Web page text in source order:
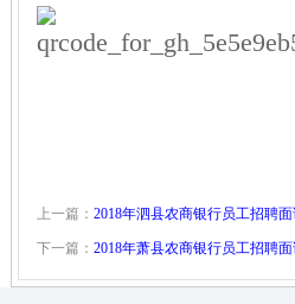
上一篇： 2018年泗县农商银行员工招聘
下一篇： 2018年萧县农商银行员工招聘